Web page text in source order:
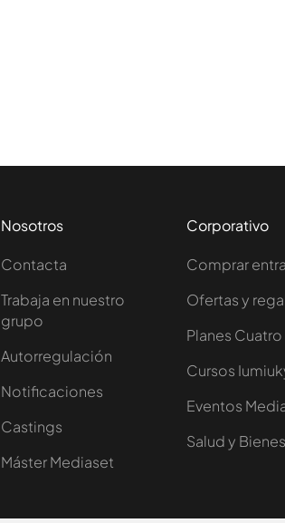
Nosotros
Contacta
Trabaja en nuestro
grupo
Autorregulación
Notificaciones
Castings
Máster Mediaset
Corporativo
Comprar
Ofertas y
Planes Cuatro
Cursos
Eventos
Salud y